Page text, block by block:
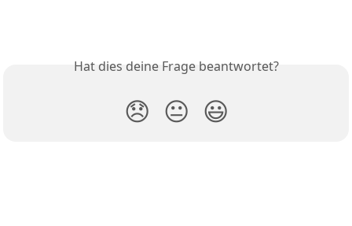
Hat dies deine Frage beantwortet?
😞 😐 😃